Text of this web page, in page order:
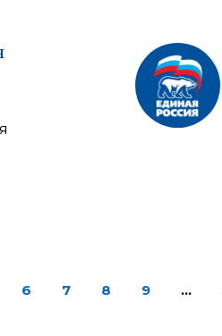
6 7 8 9 …